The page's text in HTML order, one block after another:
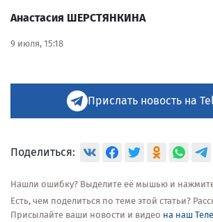
Анастасия ШЕРСТЯНКИНА
9 июля, 15:18
Прислать новость на
Поделиться:
Нашли ошибку? Выделите её мышью и
Есть, чем поделиться по теме этой статьи?
Присылайте ваши новости и видео на наш